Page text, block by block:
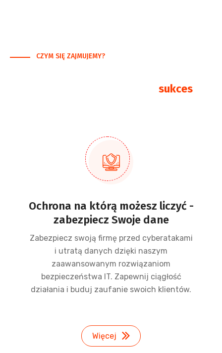
CZYM SIĘ ZAJMUJEMY?
sukces
Ochrona na którą możesz liczyć -
zabezpiecz Swoje dane
Zabezpiecz swoją firmę przed cyberatakami
i utratą danych dzięki naszym
zaawansowanym rozwiązaniom
bezpieczeństwa IT. Zapewnij ciągłość
działania i buduj zaufanie swoich klientów.
Więcej